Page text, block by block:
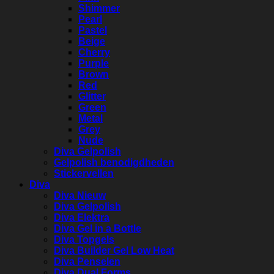
Shimmer
Pearl
Pastel
Beige
Cherry
Purple
Brown
Red
Glitter
Green
Metal
Grey
Nude
Diva Gelpolish
Gelpolish benodigdheden
Stickervellen
Diva
Diva Nieuw
Diva Gelpolish
Diva Elektra
Diva Gel in a Bottle
Diva Topgels
Diva Builder Gel Low Heat
Diva Penselen